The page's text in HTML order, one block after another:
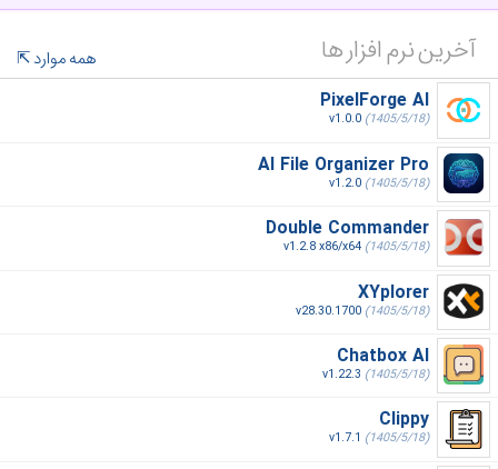
آخرین نرم افزار ها
همه موارد
PixelForge AI
v1.0.0 (1405/5/18)
AI File Organizer Pro
v1.2.0 (1405/5/18)
Double Commander
v1.2.8 x86/x64 (1405/5/18)
XYplorer
v28.30.1700 (1405/5/18)
Chatbox AI
v1.22.3 (1405/5/18)
Clippy
v1.7.1 (1405/5/18)